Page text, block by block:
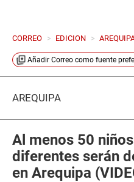
CORREO > EDICION >
Añadir Correo como fuente
AREQUIPA
Al menos 50
diferentes serán
en Arequipa